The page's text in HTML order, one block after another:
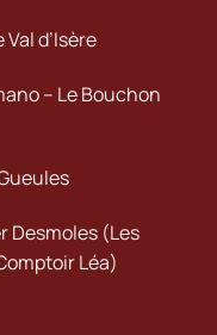
d’Isère
– Le Bouchon
Desmoles (Les
Léa)